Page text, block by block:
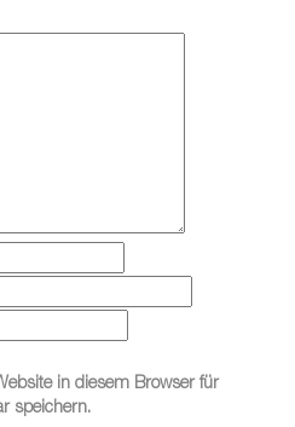
in diesem Browser für
speichern.